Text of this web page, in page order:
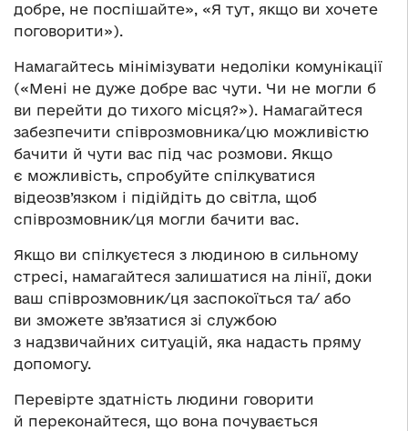
добре, не поспішайте», «Я тут, якщо ви хочете
поговорити»).
Намагайтесь мінімізувати недоліки комунікації
(«Мені не дуже добре вас чути. Чи не могли б
ви перейти до тихого місця?»). Намагайтеся
забезпечити співрозмовника/цю можливістю
бачити й чути вас під час розмови. Якщо
є можливість, спробуйте спілкуватися
відеозв’язком і підійдіть до світла, щоб
співрозмовник/ця могли бачити вас.
Якщо ви спілкуєтеся з людиною в сильному
стресі, намагайтеся залишатися на лінії, доки
ваш співрозмовник/ця заспокоїться та/ або
ви зможете зв’язатися зі службою
з надзвичайних ситуацій, яка надасть пряму
допомогу.
Перевірте здатність людини говорити
й переконайтеся, що вона почувається